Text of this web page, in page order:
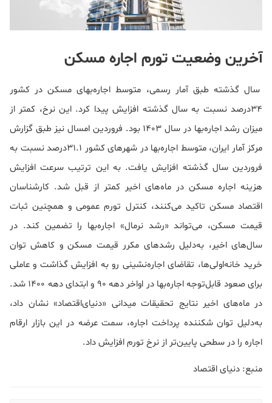
آخرین وضعیت تورم اجاره مسکن
سال گذشته طبق آمار رسمی، متوسط اجاره‌بهای مسکن در کشور
34درصد نسبت به سال گذشته افزایش پیدا کرد. این نرخ، کمتر از
میزان رشد اجاره‌بها در سال 1403 بود. فروردین امسال نیز طبق گزارش
مرکز آمار ایران، متوسط اجاره‌بها در شهرهای کشور 31.1درصد نسبت به
فروردین سال گذشته افزایش یافت. به این ترتیب سرعت افزایش
هزینه اجاره مسکن در ماه‌های اخیر کمتر از قبل شد. کارشناسان
اقتصاد مسکن تاکید می‌کنند، کنترل تورم عمومی و همچنین ثبات
قیمت مسکن، می‌تواند «رشد نرمال» اجاره‌بها را تضمین کند. در
سال‌های اخیر، به‌دلیل رشد‌های مکرر قیمت مسکن و کاهش توان
خرید خانه‌اولی‌ها، تقاضای اجاره‌نشینی رو به افزایش گذاشت و عاملی
برای صعود قابل‌توجه اجاره‌بها در اواخر دهه 90 و ابتدای دهه 1400 شد.
در ماه‌های اخیر نتایج تحقیقات میدانی «دنیای‌اقتصاد» نشان داد،
به‌دلیل توان شکننده پرداخت اجاره، سمت عرضه در این بازار ارقام
اجاره را در سطحی پایین‌تر از نرخ تورم افزایش داد.
منبع: دنیای اقتصاد